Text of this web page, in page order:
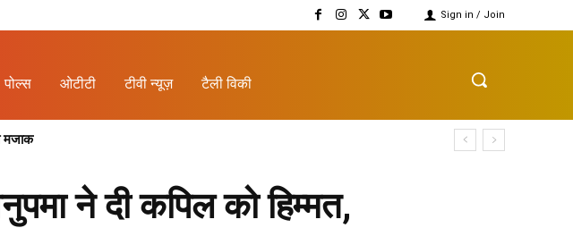
Sign in / Join
पोल्स ओटीटी टीवी न्यूज़ टैली विकी
मजाक
ने दी कपिल को हिम्मत,